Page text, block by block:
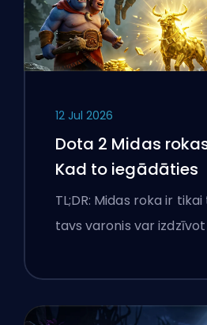
12 Jul 2026
Dota 2 Midas
Kad to iegādāties
TL;DR: Midas roka ir
tavs varonis var izdzīvot